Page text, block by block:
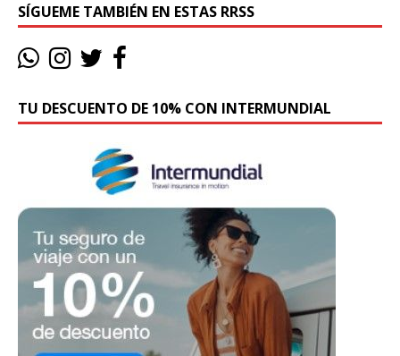
SÍGUEME TAMBIÉN EN ESTAS RRSS
TU DESCUENTO DE 10% CON INTERMUNDIAL